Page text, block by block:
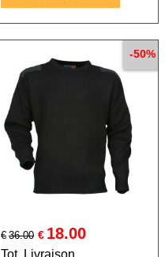
-50%
€ 36.00 € 18.00
Tot. Livraison